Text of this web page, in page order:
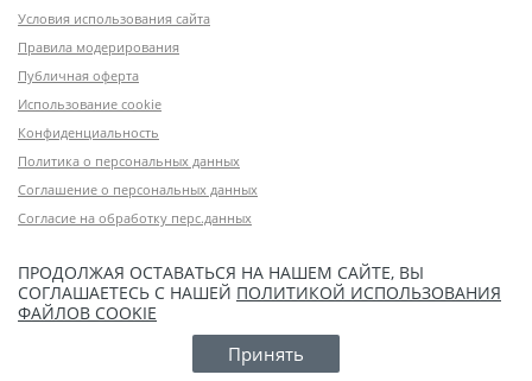
Условия использования сайта
Правила модерирования
Публичная оферта
Использование cookie
Конфиденциальность
Политика о персональных данных
Соглашение о персональных данных
Согласие на обработку перс.данных
ПРОДОЛЖАЯ ОСТАВАТЬСЯ НА НАШЕМ САЙТЕ, ВЫ
СОГЛАШАЕТЕСЬ С НАШЕЙ ПОЛИТИКОЙ ИСПОЛЬЗОВАНИЯ
ФАЙЛОВ COOKIE
Принять